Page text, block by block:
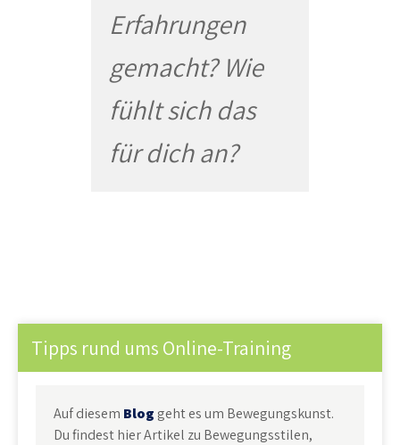
Erfahrungen
gemacht? Wie
fühlt sich das
für dich an?
Tipps rund ums Online-Training
Auf diesem Blog geht es um Bewegungskunst.
Du findest hier Artikel zu Bewegungsstilen,